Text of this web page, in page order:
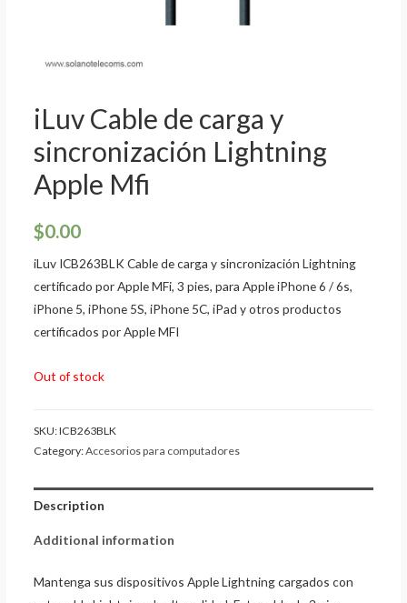
iLuv Cable de carga y
sincronización Lightning
Apple Mfi
$0.00
iLuv ICB263BLK Cable de carga y sincronización Lightning
certificado por Apple MFi, 3 pies, para Apple iPhone 6 / 6s,
iPhone 5, iPhone 5S, iPhone 5C, iPad y otros productos
certificados por Apple MFI
Out of stock
SKU:ICB263BLK
Category:Accesorios para computadores
Description
Additional information
Mantenga sus dispositivos Apple Lightning cargados con